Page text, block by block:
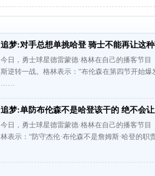
追梦:对手总想单挑哈登 骑士不能再让这
今日，勇士球星德雷蒙德·格林在自己的播客节
斯逆转一战。格林表示：“布伦森在第四节开始
……
追梦:单防布伦森不是哈登该干的 绝不会
今日，勇士球星德雷蒙德·格林在自己的播客节
林表示：“防守杰伦·布伦森不是詹姆斯·哈登的